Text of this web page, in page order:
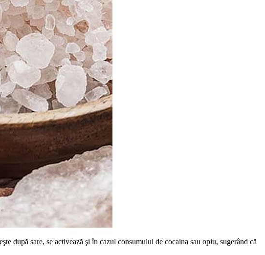
după sare, se activează şi în cazul consumului de cocaina sau opiu, sugerând că